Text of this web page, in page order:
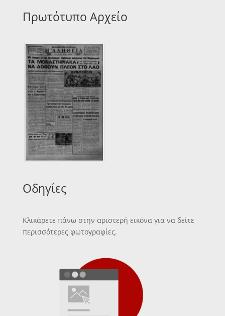
Πρωτότυπο Αρχείο
Οδηγίες
Κλικάρετε πάνω στην αριστερή εικόνα για να δείτε
περισσότερες φωτογραφίες.